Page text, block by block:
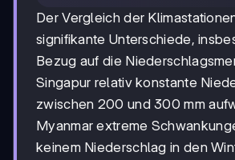
Der Vergleich der
signifikante Unterschiede,
Bezug auf die
Singapur relativ konstante
zwischen 200 und 300 mm
Myanmar extreme
keinem Niederschlag in den